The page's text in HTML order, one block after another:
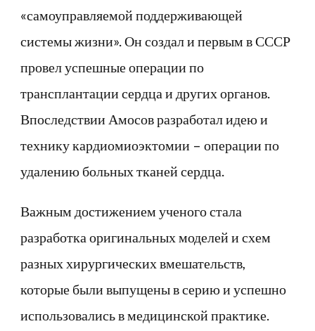
«самоуправляемой поддерживающей
системы жизни». Он создал и первым в СССР
провел успешные операции по
трансплантации сердца и других органов.
Впоследствии Амосов разработал идею и
технику кардиомиоэктомии – операции по
удалению больных тканей сердца.
Важным достижением ученого стала
разработка оригинальных моделей и схем
разных хирургических вмешательств,
которые были выпущены в серию и успешно
использовались в медицинской практике.